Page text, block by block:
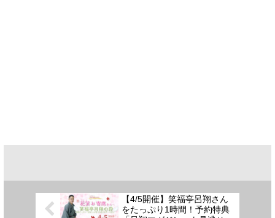
【4/5開催】笑福亭呂翔さん
をたっぷり1時間！予約特典